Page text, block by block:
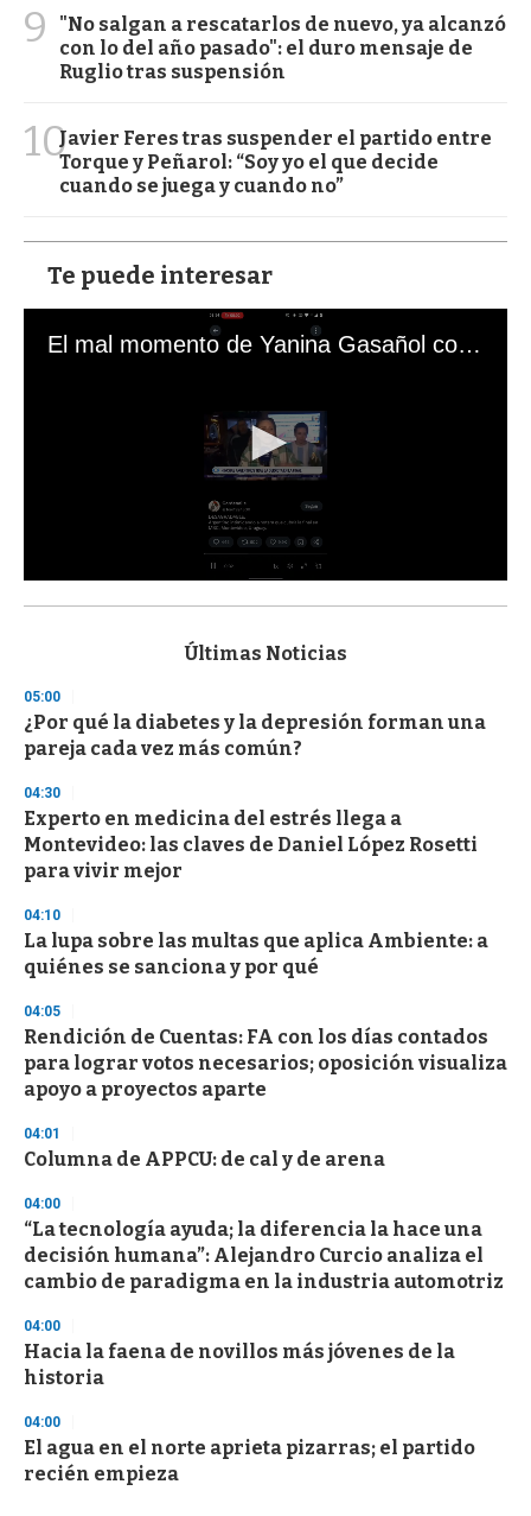
9
"No salgan a rescatarlos de nuevo, ya alcanzó
con lo del año pasado": el duro mensaje de
Ruglio tras suspensión
10Javier Feres tras suspender el partido entre
Torque y Peñarol: “Soy yo el que decide
cuando se juega y cuando no”
Te puede interesar
El mal momento de Yanina Gasañol con un hincha argentino en "Subrayado"
s
d
s
o
f
3
s
e
c
o
d
s
Últimas Noticias
05:00
¿Por qué la diabetes y la depresión forman una
pareja cada vez más común?
04:30
Experto en medicina del estrés llega a
Montevideo: las claves de Daniel López Rosetti
para vivir mejor
04:10
La lupa sobre las multas que aplica Ambiente: a
quiénes se sanciona y por qué
04:05
Rendición de Cuentas: FA con los días contados
para lograr votos necesarios; oposición visualiza
apoyo a proyectos aparte
04:01
Columna de APPCU: de cal y de arena
04:00
“La tecnología ayuda; la diferencia la hace una
decisión humana”: Alejandro Curcio analiza el
cambio de paradigma en la industria automotriz
04:00
Hacia la faena de novillos más jóvenes de la
historia
04:00
El agua en el norte aprieta pizarras; el partido
recién empieza